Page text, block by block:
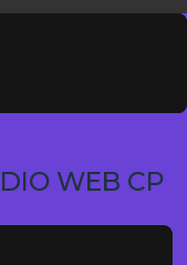
WEB CP